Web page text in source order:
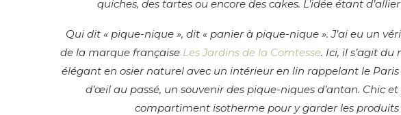
quiches, des tartes ou encore des cakes. L’idée étant
Qui dit « pique-nique », dit « panier à pique-nique ». J’ai eu un
de la marque française Les Jardins de la Comtesse. Ici, il s’agit
élégant en osier naturel avec un intérieur en lin rappelant le Paris
d’œil au passé, un souvenir des pique-niques d’antan. Chic
compartiment isotherme pour y garder les produits